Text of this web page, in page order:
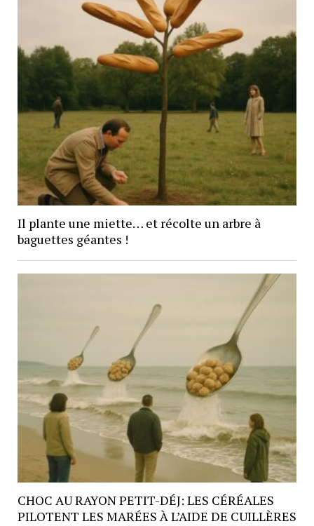
Il plante une miette… et récolte un arbre à
baguettes géantes !
CHOC AU RAYON PETIT-DÉJ: LES CÉRÉALES
PILOTENT LES MARÉES À L’AIDE DE CUILLÈRES